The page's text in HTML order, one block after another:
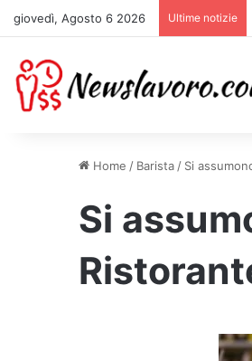
giovedì, Agosto 6 2026 Ultime notizie
Home / Barista / Si
Si